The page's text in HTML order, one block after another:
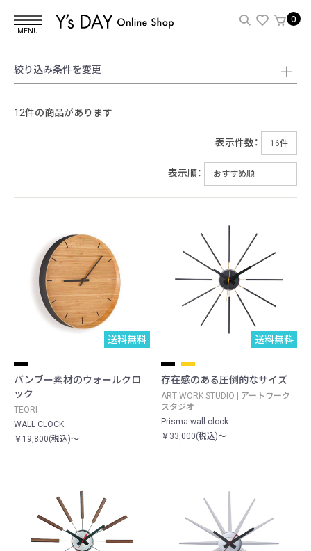
MENU
0
絞り込み条件を変更
12件の商品があります
表示件数：
表示順：
送料無料
バンブー素材のウォールクロ
ック
TEORI
WALL CLOCK
￥19,800(税込)～
送料無料
存在感のある圧倒的なサイズ
ART WORK STUDIO | アートワーク
スタジオ
Prisma-wall clock
￥33,000(税込)～